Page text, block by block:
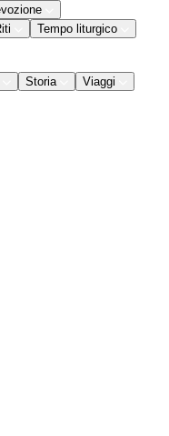
Tempo liturgico
Storia Viaggi